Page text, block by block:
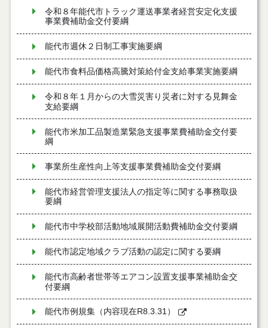
令和８年能代市トラック運送事業者経営安定化支援
事業費補助金交付要綱
能代市週休２日制工事実施要綱
能代市食料品価格高騰対策給付金支給事業実施要綱
令和８年１月からの大雪災害り災者に対する見舞金
支給要綱
能代市米加工品製造業緊急支援事業費補助金交付要
綱
事業所生産性向上等支援事業費補助金交付要綱
能代市経営管理支援法人の指定等に関する事務取扱
要綱
能代市中学校部活動地域展開活動費補助金交付要綱
能代市認定地域クラブ活動の認定に関する要綱
能代市高齢者世帯等エアコン設置支援事業補助金交
付要綱
能代市例規集（内容現在R8.3.31）